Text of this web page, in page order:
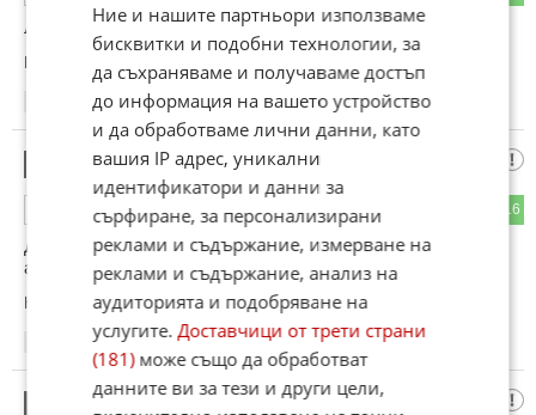
лоша новина за Иран
Коментиран от
18.05.2026
Алоууу
16
Два краварски самолета се размазаха по време на
авиационно шоу в Обора. Нещо по въпроса?
Коментиран от#3,#6,#11
18.05.2026
К.О.Т.а.р.А.К 🐱
Ние и нашите партньори използваме
бисквитки и подобни технологии, за
да съхраняваме и получаваме достъп
до информация на вашето устройство
и да обработваме лични данни, като
вашия IP адрес, уникални
идентификатори и данни за
сърфиране, за персонализирани
реклами и съдържание, измерване на
реклами и съдържание, анализ на
аудиторията и подобряване на
услугите.Доставчици от трети страни
(181)може също да обработват
данните ви за тези и други цели,